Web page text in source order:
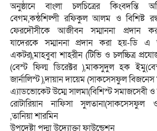
অনুষ্ঠানে বাংলা চলচিত্রের কিংবদন্তি
বেগম,কন্ঠশিল্পী রফিকুল আলম ও বিশিষ্ট
ফেরদৌসীকে আজীবন সম্মাননা প্রদান
যাদেরকে সম্মাননা প্রদান করা হয়-ডি এ
একটর),মাহবুবা শাহরীন (টিভি ও চলচ্চিত্র
(বেস্ট ফিল্ম ডিরেক্টর ),মাকসুদুল হক
জার্নালিস্ট ),দায়ান দায়েম (সাকসেসফুল বিজনেস
এ্যাডভোকেট উম্মে সালমা(বিশিস্ট সমাজসেবী ও
রোটারিয়ান নাফিসা সুলতানা(সাকসেসফুল
,তানিয়া শারমিন
উপদেষ্টা পদ্মা উদ্যোক্তা ফাউন্ডেশন